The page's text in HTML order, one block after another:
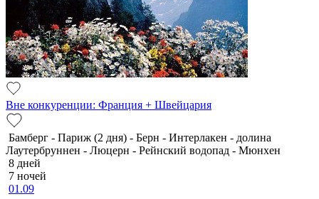
Вне конкуренции: Франция + Швейцария
Бамберг - Париж (2 дня) - Берн - Интерлакен - долина
Лаутербруннен - Люцерн - Рейнский водопад - Мюнхен
8 дней
7 ночей
01.09